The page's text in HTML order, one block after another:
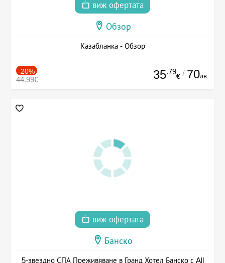
виж офертата
Обзор
Казабланка - Обзор
-20%
44.99€ 35.79
€ / 70лв.
виж офертата
Банско
5-звездно СПА Преживяване в Гранд Хотел Банско с All